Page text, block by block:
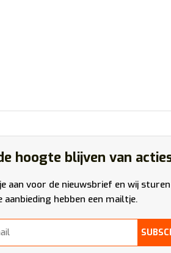
hoogte blijven van
aan voor de nieuwsbrief en wij
aanbieding hebben een mailtje.